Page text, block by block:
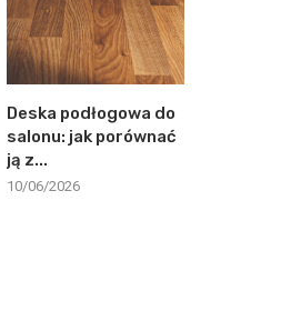
Deska podłogowa do
salonu: jak porównać
ją z...
10/06/2026